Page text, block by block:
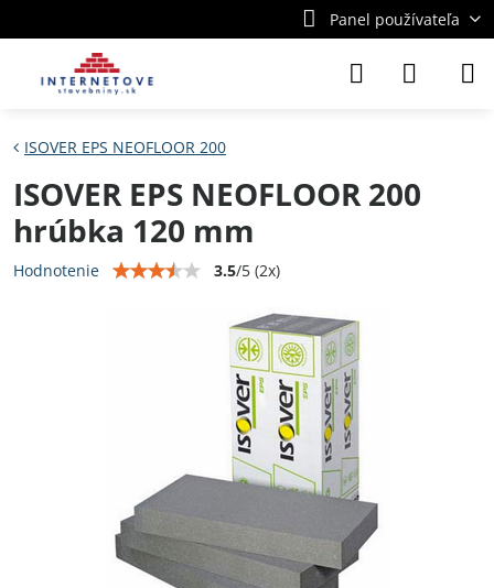
Panel používateľa
ISOVER EPS NEOFLOOR 200
ISOVER EPS NEOFLOOR 200
hrúbka 120 mm
Hodnotenie 3.5/5 (2x)